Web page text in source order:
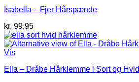
Isabella – Fjer Hårspænde
kr. 99,95
Vis
Ella – Dråbe Hårklemme i Sort og Hvid